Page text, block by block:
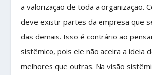
a valorização de toda a organização.
deve existir partes da empresa que
das demais. Isso é contrário ao
sistêmico, pois ele não aceira a ideia
melhores que outras. Na visão